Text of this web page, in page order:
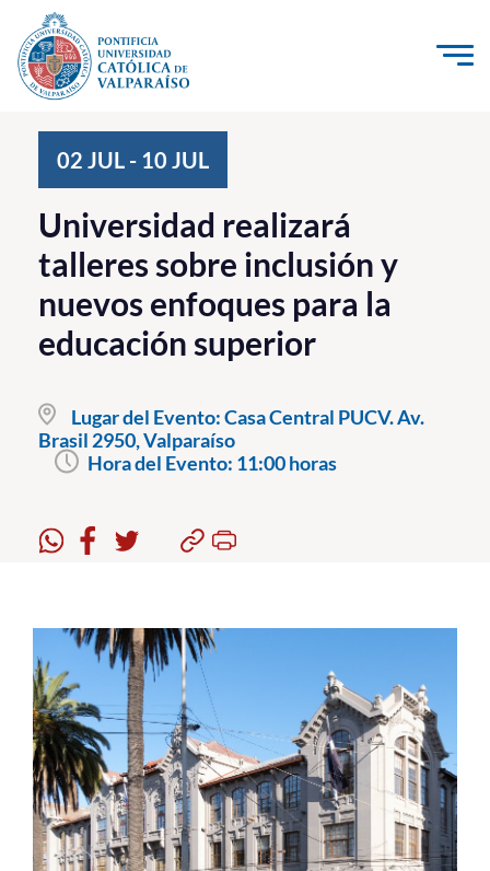
Click acá para ir directamente al contenido
Investigación, Creación e Innovación
PUCV Internacional
Vinculación con el Medio
Admisión
Postgrado
Formación Continua
Estudiantes
Funcionarios
Alumni
English
02 JUL - 10 JUL
Universidad realizará
talleres sobre inclusión y
nuevos enfoques para la
educación superior
Lugar del Evento:Casa Central PUCV. Av.
Brasil 2950, Valparaíso
Hora del Evento: 11:00 horas